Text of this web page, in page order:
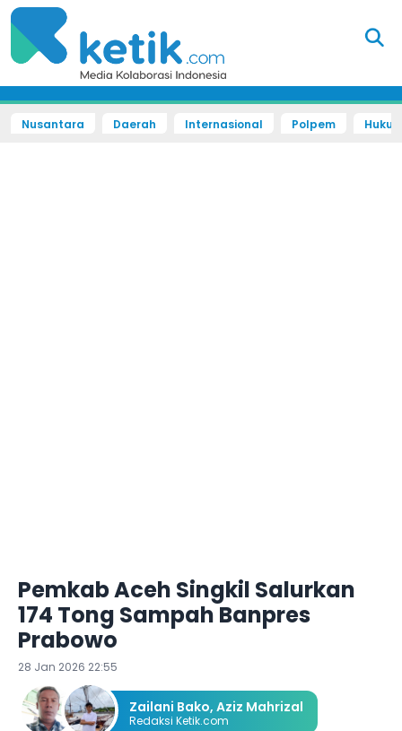
Nusantara Daerah Internasional Polpem
Pemkab Aceh Singkil Salurkan
174 Tong Sampah Banpres
Prabowo
28 Jan 2026 22:55
Zailani Bako, Aziz Mahrizal
Redaksi Ketik.com